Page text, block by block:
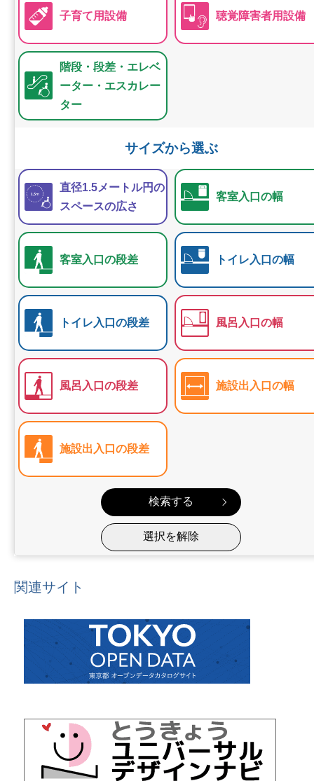
子育て用設備 聴覚障害者用設備
階段・段差・エレベ
ーター・エスカレー
ター
サイズから選ぶ
直径1.5メートル円の
スペースの広さ
客室入口の幅
客室入口の段差 トイレ入口の幅
トイレ入口の段差 風呂入口の幅
風呂入口の段差 施設出入口の幅
施設出入口の段差
関連サイト